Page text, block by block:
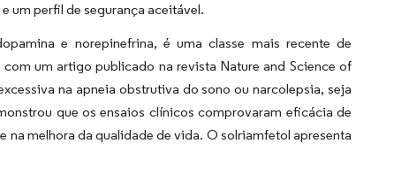
um perfil de segurança aceitável.
e norepinefrina, é uma classe mais recente de
um artigo publicado na revista Nature and Science of
na apneia obstrutiva do sono ou narcolepsia, seja
que os ensaios clínicos comprovaram eficácia de
melhora da qualidade de vida. O solriamfetol apresenta